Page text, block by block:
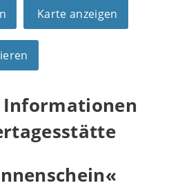
Karte anzeigen